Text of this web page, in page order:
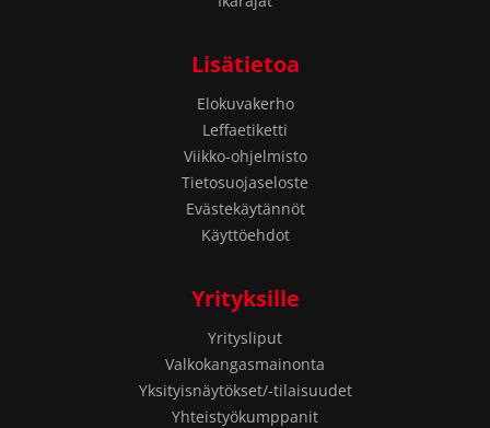
Lisätietoa
Elokuvakerho
Leffaetiketti
Viikko-ohjelmisto
Tietosuojaseloste
Evästekäytännöt
Käyttöehdot
Yrityksille
Yritysliput
Valkokangasmainonta
Yksityisnäytökset/-tilaisuudet
Yhteistyökumppanit